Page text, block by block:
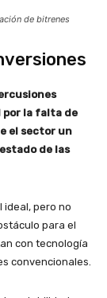
de bitrenes
por la falta de
el sector un
de las
ideal, pero no
para el
con tecnología
convencionales.